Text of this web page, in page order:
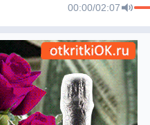
00:00/02:07